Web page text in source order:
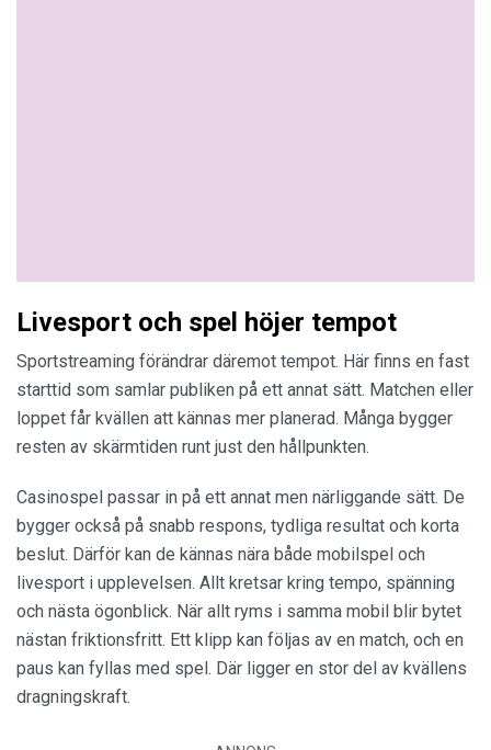
Livesport och spel höjer tempot
Sportstreaming förändrar däremot tempot. Här finns en fast
starttid som samlar publiken på ett annat sätt. Matchen eller
loppet får kvällen att kännas mer planerad. Många bygger
resten av skärmtiden runt just den hållpunkten.
Casinospel passar in på ett annat men närliggande sätt. De
bygger också på snabb respons, tydliga resultat och korta
beslut. Därför kan de kännas nära både mobilspel och
livesport i upplevelsen. Allt kretsar kring tempo, spänning
och nästa ögonblick. När allt ryms i samma mobil blir bytet
nästan friktionsfritt. Ett klipp kan följas av en match, och en
paus kan fyllas med spel. Där ligger en stor del av kvällens
dragningskraft.